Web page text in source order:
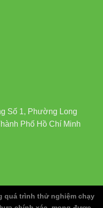
Số 1, Phường Long
Phố Hồ Chí Minh
quá trình thử nghiệm chạy